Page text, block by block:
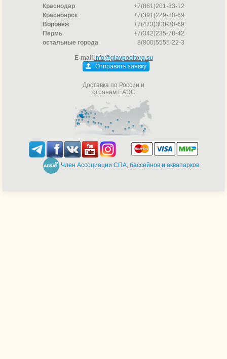
Краснодар
+7(861)201-83-12
Красноярск
+7(391)229-80-69
Воронеж
+7(473)300-30-69
Пермь
+7(342)235-78-42
остальные города
8(800)5555-22-3
E-mail info@glavpooltorg.su
Отправить заявку
Доставка по России и
странам ЕАЭС
Член Ассоциации СПА, бассейнов и аквапарков